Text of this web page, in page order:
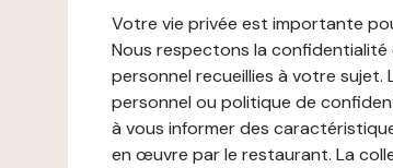
Votre vie privée est importante
Nous respectons la
personnel recueillies à votre
personnel ou politique de
à vous informer des
en œuvre par le restaurant. La